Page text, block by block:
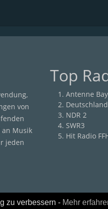
von
Musik
jeden
Top
Antenne
NDR 2
SWR3
Hit Radio
zu verbessern - Mehr